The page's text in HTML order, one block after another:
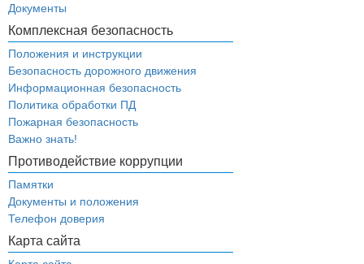
Документы
Комплексная безопасность
Положения и инструкции
Безопасность дорожного движения
Информационная безопасность
Политика обработки ПД
Пожарная безопасность
Важно знать!
Противодействие коррупции
Памятки
Документы и положения
Телефон доверия
Карта сайта